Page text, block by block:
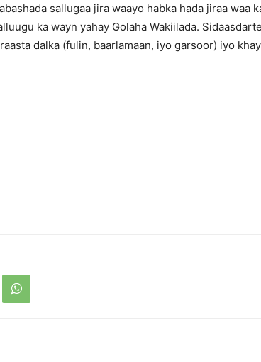
sallugaa jira waayo habka hada jiraa waa
ka wayn yahay Golaha Wakiilada.
dalka (fulin, baarlamaan, iyo garsoor) iyo